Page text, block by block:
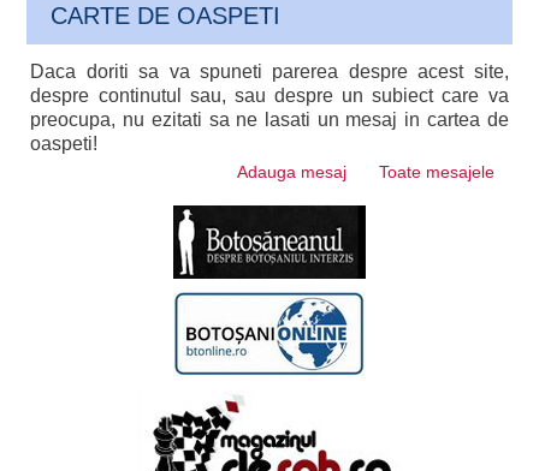
CARTE DE OASPETI
Daca doriti sa va spuneti parerea despre acest site,
despre continutul sau, sau despre un subiect care va
preocupa, nu ezitati sa ne lasati un mesaj in cartea de
oaspeti!
Adauga mesaj Toate mesajele